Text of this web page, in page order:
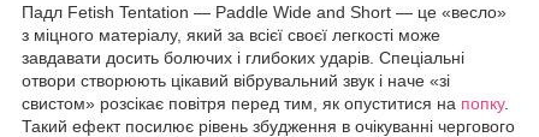
Падл Fetish Tentation — Paddle Wide and Short — це «весло»
з міцного матеріалу, який за всієї своєї легкості може
завдавати досить болючих і глибоких ударів. Спеціальні
отвори створюють цікавий вібрувальний звук і наче «зі
свистом» розсікає повітря перед тим, як опуститися на попку.
Такий ефект посилює рівень збудження в очікуванні чергового